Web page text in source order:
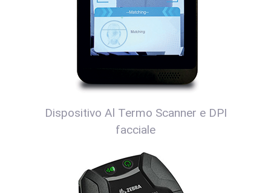
Dispositivo Al Termo Scanner e DPI
facciale